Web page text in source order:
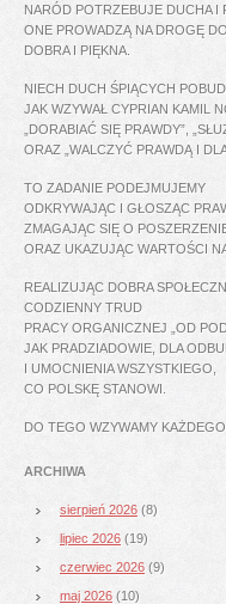
NARÓD POTRZEBUJE DUCHA I
ONE PROWADZĄ NA DROGĘ
DOBRA I PIĘKNA.
NIECH DUCH ŚPIĄCYCH
JAK WZYWAŁ CYPRIAN KAMIL
„DORABIAĆ SIĘ PRAWDY”,
ORAZ „WALCZYĆ PRAWDĄ I
TO ZADANIE PODEJMUJEMY
ODKRYWAJĄC I GŁOSZĄC
ZMAGAJĄC SIĘ O
ORAZ UKAZUJĄC WARTOŚCI
REALIZUJĄC DOBRA
CODZIENNY TRUD
PRACY ORGANICZNEJ „OD
JAK PRADZIADOWIE, DLA
I UMOCNIENIA WSZYSTKIEGO,
CO POLSKĘ STANOWI.
DO TEGO WZYWAMY KAŻDEGO
ARCHIWA
sierpień 2026 (8)
lipiec 2026 (19)
czerwiec 2026 (9)
maj 2026 (10)